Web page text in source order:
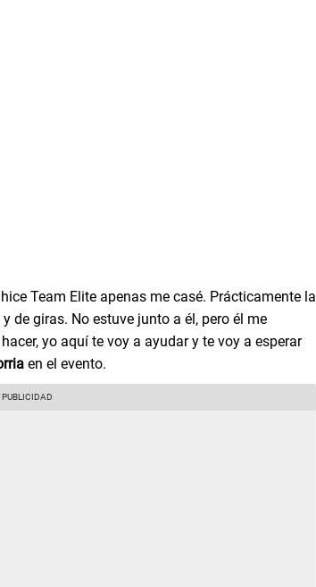
Team Elite apenas me casé. Prácticamente la
de giras. No estuve junto a él, pero él me
yo aquí te voy a ayudar y te voy a esperar
en el evento.